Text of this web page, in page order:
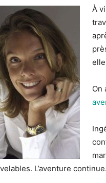
À
On
L’aventure continue.